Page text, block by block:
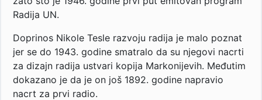
Radija UN.
Doprinos Nikole Tesle razvoju radija je malo poznat
jer se do 1943. godine smatralo da su njegovi nacrti
za dizajn radija ustvari kopija Markonijevih. Međutim
dokazano je da je on još 1892. godine napravio
nacrt za prvi radio.